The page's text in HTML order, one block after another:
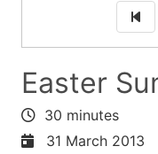
Easter
30 minutes
31 March 2013